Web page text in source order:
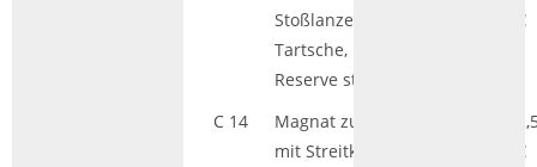
Stoßlanze und
Tartsche, in
Reserve stehend
€
C 14
Magnat zu Pferd,
mit Streitkolben,
€